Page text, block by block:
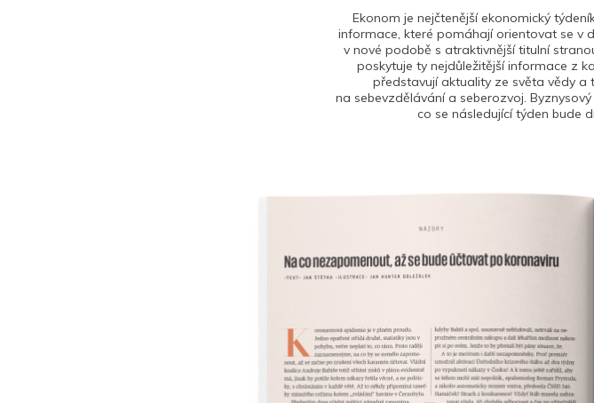
Ekonom je nejčtenější ekonomický
informace, které pomáhají orientovat se v
v nové podobě s atraktivnější titulní
poskytuje ty nejdůležitější informace z
představují aktuality ze světa vědy a
na sebevzdělávání a seberozvoj.
co se následující týden bude